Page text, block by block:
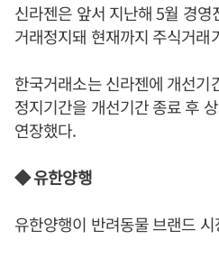
신라젠은 앞서 지난해 5월 경
거래정지돼 현재까지 주식거래
한국거래소는 신라젠에 개선기
정지기간을 개선기간 종료 후
연장했다.
◆ 유한양행
유한양행이 반려동물 브랜드